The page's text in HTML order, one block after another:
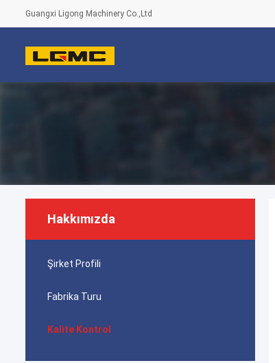
Guangxi Ligong Machinery Co.,Ltd
Hakkımızda
Şirket Profili
Fabrika Turu
Kalite Kontrol